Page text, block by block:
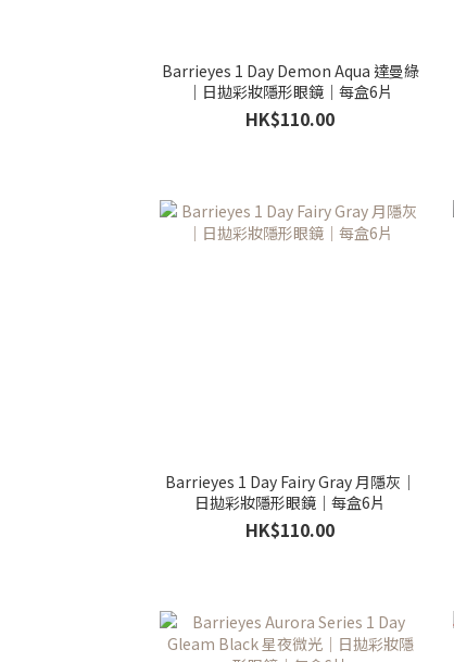
Barrieyes 1 Day Demon Aqua 達曼綠
｜日拋彩妝隱形眼鏡｜每盒6片
HK$110.00
Barrieyes 1 Day Fairy Gray 月隱灰｜
日拋彩妝隱形眼鏡｜每盒6片
HK$110.00